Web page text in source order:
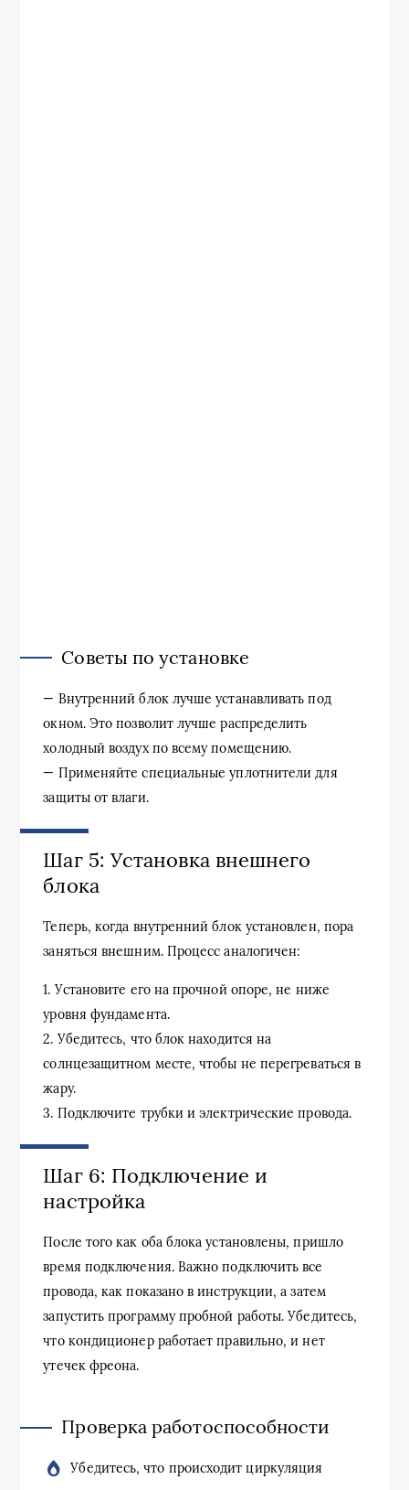
Советы по установке
— Внутренний блок лучше устанавливать под
окном. Это позволит лучше распределить
холодный воздух по всему помещению.
— Применяйте специальные уплотнители для
защиты от влаги.
Шаг 5: Установка внешнего
блока
Теперь, когда внутренний блок установлен, пора
заняться внешним. Процесс аналогичен:
1. Установите его на прочной опоре, не ниже
уровня фундамента.
2. Убедитесь, что блок находится на
солнцезащитном месте, чтобы не перегреваться в
жару.
3. Подключите трубки и электрические провода.
Шаг 6: Подключение и
настройка
После того как оба блока установлены, пришло
время подключения. Важно подключить все
провода, как показано в инструкции, а затем
запустить программу пробной работы. Убедитесь,
что кондиционер работает правильно, и нет
утечек фреона.
Проверка работоспособности
Убедитесь, что происходит циркуляция